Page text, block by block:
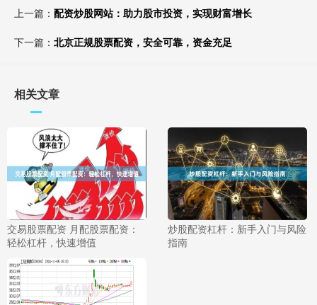
上一篇： 配资炒股网站：助力股市投资，实现财富增长
下一篇： 北京正规股票配资，安全可靠，资金充足
相关文章
交易股票配资 月配股票配资：
轻松杠杆，快速增值
炒股配资杠杆：新手入门与风险
指南